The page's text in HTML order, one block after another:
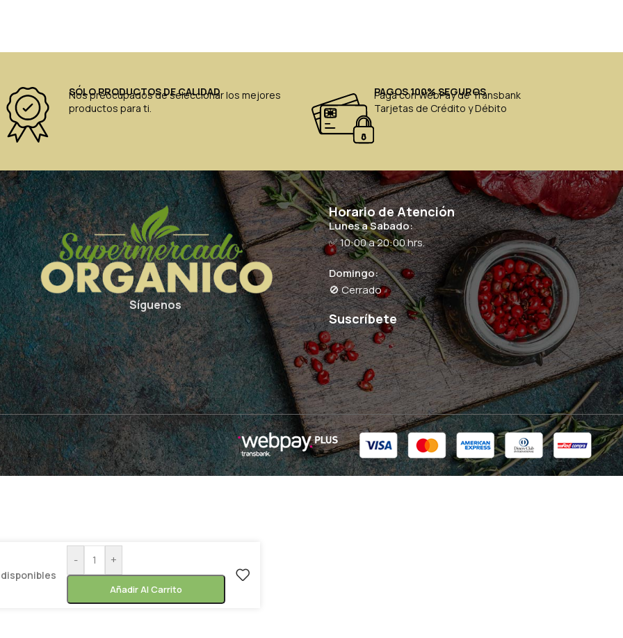
SÓLO PRODUCTOS DE CALIDAD
Nos preocupados de seleccionar los mejores
productos para ti.
PAGOS 100% SEGUROS
Paga con WebPay de Transbank
Tarjetas de Crédito y Débito
Síguenos
Horario de Atención
Lunes a Sabado:
✅ 10:00 a 20:00 hrs.
Domingo:
🚫 Cerrado
Suscríbete
- +
Añadir Al Carrito